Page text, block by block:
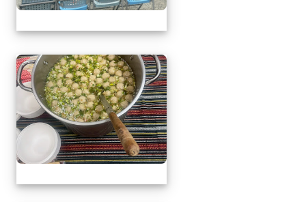
1150509母親節暨親職